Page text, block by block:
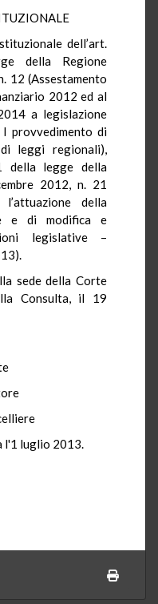
dell’art.
della Regione
12 (Assestamento
2012 ed al
a legislazione
provvedimento di
leggi regionali),
della legge della
2012, n. 21
della
e di modifica e
legislative –
sede della Corte
Consulta, il 19
l'1 luglio 2013.